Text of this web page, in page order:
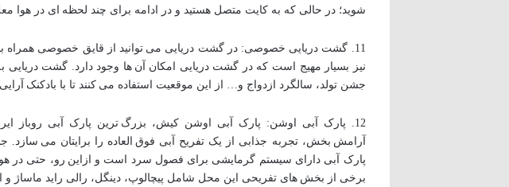
شوید؛ در حالی که به کایت متصل هستید و در ادامه برای چند لحظه ای در هوا
11. گشت دریایی خصوصی: در گشت دریایی می توانید از قایق خصوصی همراه با
نیز بسیار مهیج است که در گشت دریایی امکان آن ها وجود دارد. گشت
جشن تولد، سالگرد ازدواج و… از این موقعیت استفاده می کنند تا با بادکنک
12. پارک آبی اوشن: پارک آبی اوشن کیش، بزرگ ترین پارک آبی روباز
آرامش بخش، تجربه جذابی از یک تفریح آبی فوق العاده را برایتان می
پارک آبی دارای سیستم گرمایشی برای فصول سرد است و ازاین رو، حتی در
برخی از بخش های تفریحی این محل شامل پیچالوپ، دینگل، رالی راید ماساژ